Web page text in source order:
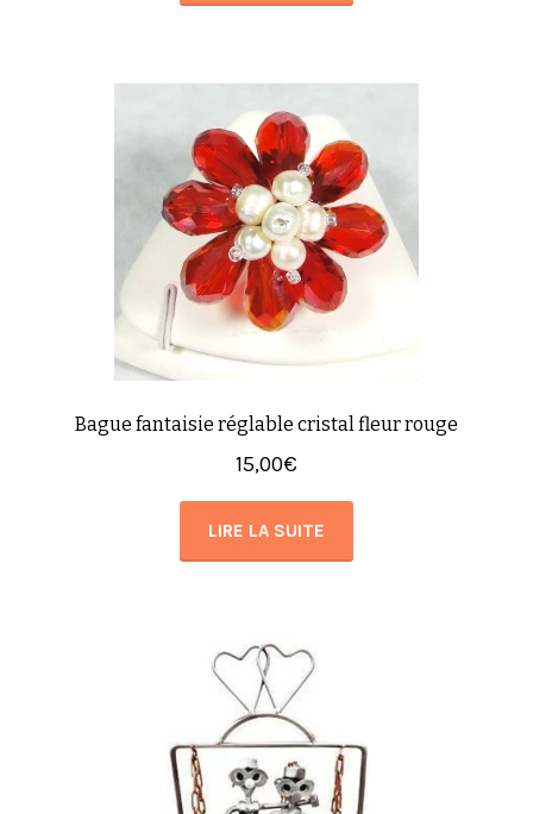
Bague fantaisie réglable cristal fleur rouge
15,00€
LIRE LA SUITE